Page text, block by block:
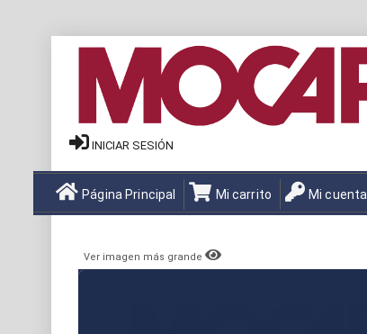
INICIAR SESIÓN
Página Principal Mi carrito Mi cuenta
Ver imagen más grande